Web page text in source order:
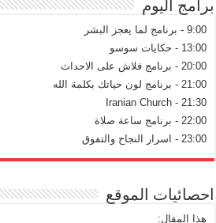
برامج اليوم
9:00 - برنامج لما يعجز البشر
13:00 - حكايات سوسو
20:00 - برنامج فلاش على الاحداث
21:00 - برنامج لون حياتك بكلمة الله
21:30 - Iranian Church
22:00 - برنامج ساعة صلاة
23:00 - اسرار النجاح والتفوق
احصائيات الموقع
هذا المقال: